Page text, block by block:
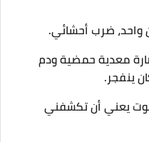
ضرب أحشائي.
معدية حمضية ودم
ينفجر.
يعني أن تكشفني